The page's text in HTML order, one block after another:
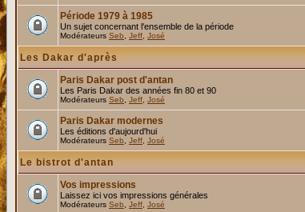
Période 1979 à 1985
Un sujet concernant l'ensemble de la période
Modérateurs Seb Jeff José
Les Dakar d'après
Paris Dakar post d'antan
Les Paris Dakar des années fin 80 et 90
Modérateurs Seb Jeff José
Paris Dakar modernes
Les éditions d'aujourd'hui
Modérateurs Seb Jeff José
Le bistrot d'antan
Vos impressions
Laissez ici vos impressions générales
Modérateurs Seb Jeff José